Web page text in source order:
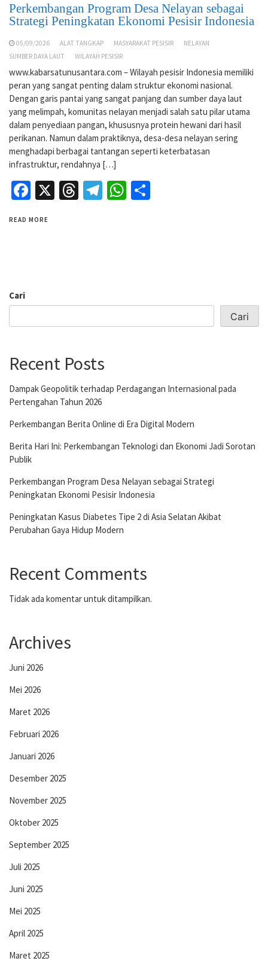
Perkembangan Program Desa Nelayan sebagai
Strategi Peningkatan Ekonomi Pesisir Indonesia
05/09/2026 ALAT TANGKAP MASYARAKAT PESISIR
NELAYAN
SUMBER DAYA LAUT
WILAYAH PESISIR
www.kabarsatunusantara.com – Wilayah pesisir Indonesia memiliki
peran yang sangat penting dalam struktur ekonomi nasional.
Dengan garis pantai yang sangat panjang dan sumber daya laut
yang melimpah, komunitas nelayan menjadi salah satu pilar utama
dalam penyediaan pangan, khususnya protein hewani dari hasil
perikanan. Namun dalam praktiknya, desa-desa nelayan sering
menghadapi berbagai tantangan seperti keterbatasan
infrastruktur, rendahnya […]
Facebook
X Threads
Telegram
WhatsApp
READ MORE
Cari
Cari
Recent Posts
Dampak Geopolitik terhadap Perdagangan Internasional pada
Pertengahan Tahun 2026
Perkembangan Berita Online di Era Digital Modern
Berita Hari Ini: Perkembangan Teknologi dan Ekonomi Jadi Sorotan
Publik
Perkembangan Program Desa Nelayan sebagai Strategi
Peningkatan Ekonomi Pesisir Indonesia
Peningkatan Kasus Diabetes Tipe 2 di Asia Selatan Akibat
Perubahan Gaya Hidup Modern
Recent Comments
Tidak ada komentar untuk ditampilkan.
Archives
Juni 2026
Mei 2026
Maret 2026
Februari 2026
Januari 2026
Desember 2025
November 2025
Oktober 2025
September 2025
Juli 2025
Juni 2025
Mei 2025
April 2025
Maret 2025